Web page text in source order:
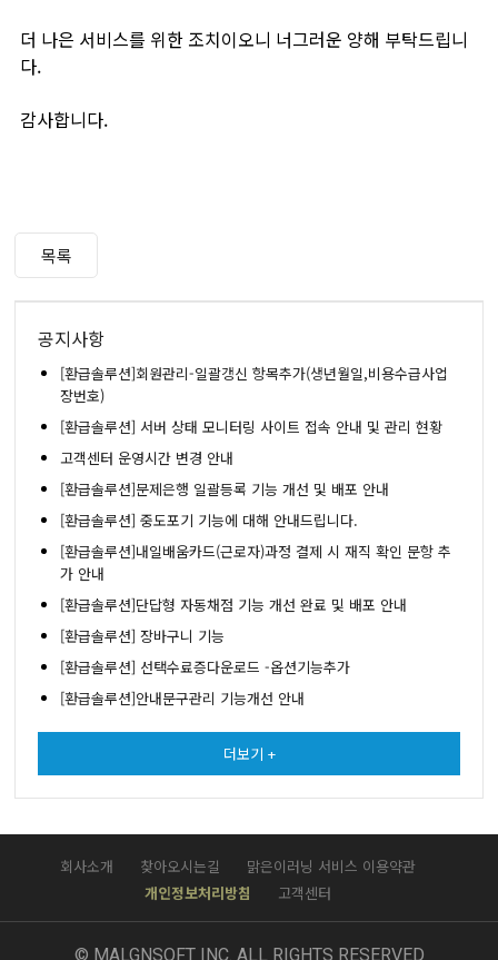
더 나은 서비스를 위한 조치이오니 너그러운 양해 부탁드립니
다.
감사합니다.
목록
공지사항
[환급솔루션]회원관리-일괄갱신 항목추가(생년월일,비용수급사업
장번호)
[환급솔루션] 서버 상태 모니터링 사이트 접속 안내 및 관리 현황
고객센터 운영시간 변경 안내
[환급솔루션]문제은행 일괄등록 기능 개선 및 배포 안내
[환급솔루션] 중도포기 기능에 대해 안내드립니다.
[환급솔루션]내일배움카드(근로자)과정 결제 시 재직 확인 문항 추
가 안내
[환급솔루션]단답형 자동채점 기능 개선 완료 및 배포 안내
[환급솔루션] 장바구니 기능
[환급솔루션] 선택수료증다운로드 -옵션기능추가
[환급솔루션]안내문구관리 기능개선 안내
더보기 +
회사소개 찾아오시는길
맑은이러닝 서비스 이용약관
개인정보처리방침
고객센터
© MALGNSOFT INC. ALL RIGHTS RESERVED